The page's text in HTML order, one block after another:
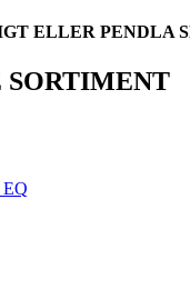
ELLER PENDLA
SORTIMENT